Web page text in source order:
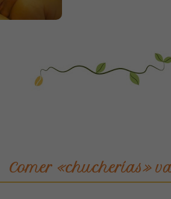
Comer «chucherías»